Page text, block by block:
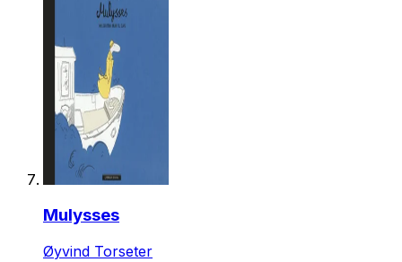
Mulysses
Øyvind Torseter